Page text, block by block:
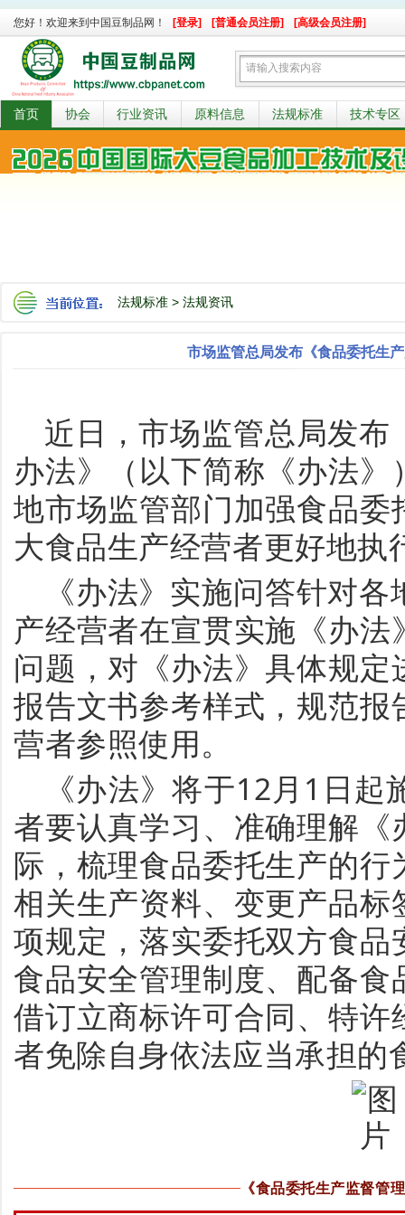
您好！欢迎来到中国豆制品网！ [登录] [普通会员注册] [高级会员注册]
首页 协会 行业资讯 原料信息 法规标准 技术专区
法规标准 > 法规资讯
市场监管总局发布《食品委托生
近日，市场监管总局发
办法》（以下简称《办法
地市场监管部门加强食品
大食品生产经营者更好地执
《办法》实施问答针对
产经营者在宣贯实施《办
问题，对《办法》具体规
报告文书参考样式，规范
营者参照使用。
《办法》将于12月1日起
者要认真学习、准确理解
际，梳理食品委托生产的
相关生产资料、变更产品
项规定，落实委托双方食
食品安全管理制度、配备
借订立商标许可合同、特
者免除自身依法应当承担的
《食品委托生产监督管